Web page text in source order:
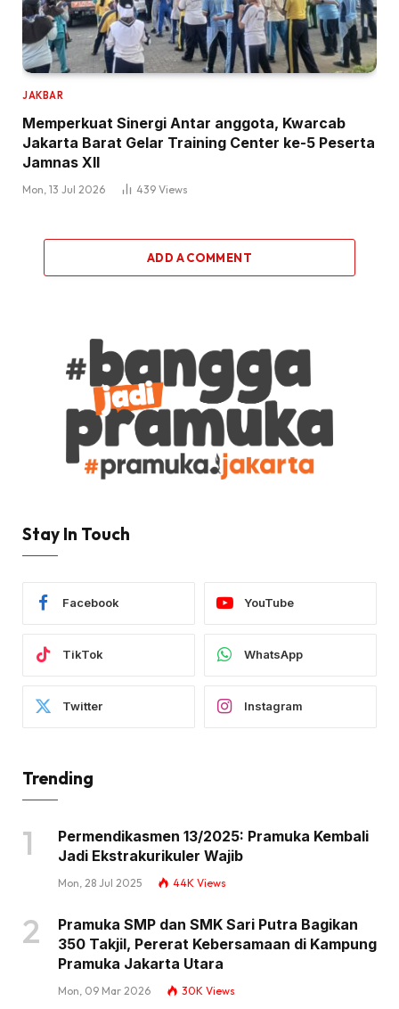
JAKBAR
Memperkuat Sinergi Antar anggota, Kwarcab
Jakarta Barat Gelar Training Center ke-5 Peserta
Jamnas XII
Mon, 13 Jul 2026 439 Views
ADD A COMMENT
Stay In Touch
Facebook YouTube
TikTok WhatsApp
Twitter Instagram
Trending
Permendikasmen 13/2025: Pramuka Kembali
Jadi Ekstrakurikuler Wajib
Mon, 28 Jul 2025 44K Views
Pramuka SMP dan SMK Sari Putra Bagikan
350 Takjil, Pererat Kebersamaan di Kampung
Pramuka Jakarta Utara
Mon, 09 Mar 2026 30K Views